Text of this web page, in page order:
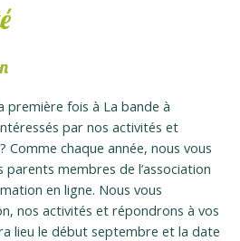
première fois à La bande à
par nos activités et
Comme chaque année, nous vous
membres de l’association
en ligne. Nous vous
nos activités et répondrons à vos
lieu le début septembre et la date